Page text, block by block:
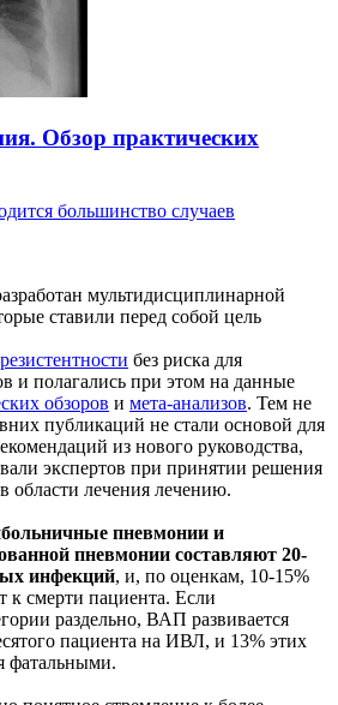
Обзор практических
большинство случаев
мультидисциплинарной
ставили перед собой цель
без риска для
и полагались при этом на данные
обзоров и мета-анализов. Тем не
публикаций не стали основой для
из нового руководства,
экспертов при принятии решения
области лечения лечению.
пневмонии и
пневмонии составляют 20-
инфекций, и, по оценкам, 10-15%
к смерти пациента. Если
раздельно, ВАП развивается
пациента на ИВЛ, и 13% этих
фатальными.